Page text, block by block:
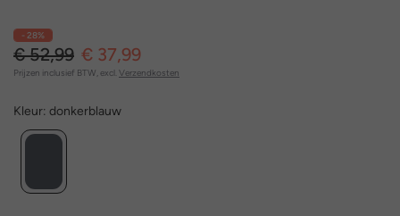
- 28%
€ 52,99 € 37,99
Prijzen inclusief BTW, excl. Verzendkosten
Kleur: donkerblauw